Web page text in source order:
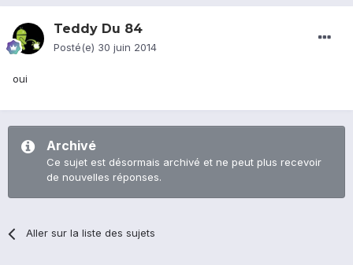
Teddy Du 84
Posté(e) 30 juin 2014
oui
Archivé
Ce sujet est désormais archivé et ne peut plus recevoir
de nouvelles réponses.
Aller sur la liste des sujets